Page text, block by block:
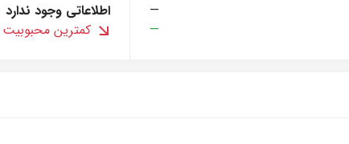
—
—
اطلاعاتی وجود ندارد
کمترین محبوبیت